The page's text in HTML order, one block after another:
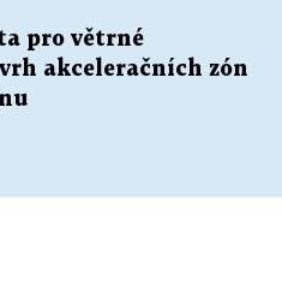
pro větrné
akceleračních zón